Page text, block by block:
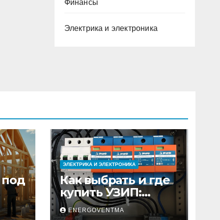
Финансы
Электрика и электроника
под
ЭЛЕКТРИКА И ЭЛЕКТРОНИКА
Как выбрать и где
купить УЗИП:
особенности
устройств защиты
ENERGOVENTMA